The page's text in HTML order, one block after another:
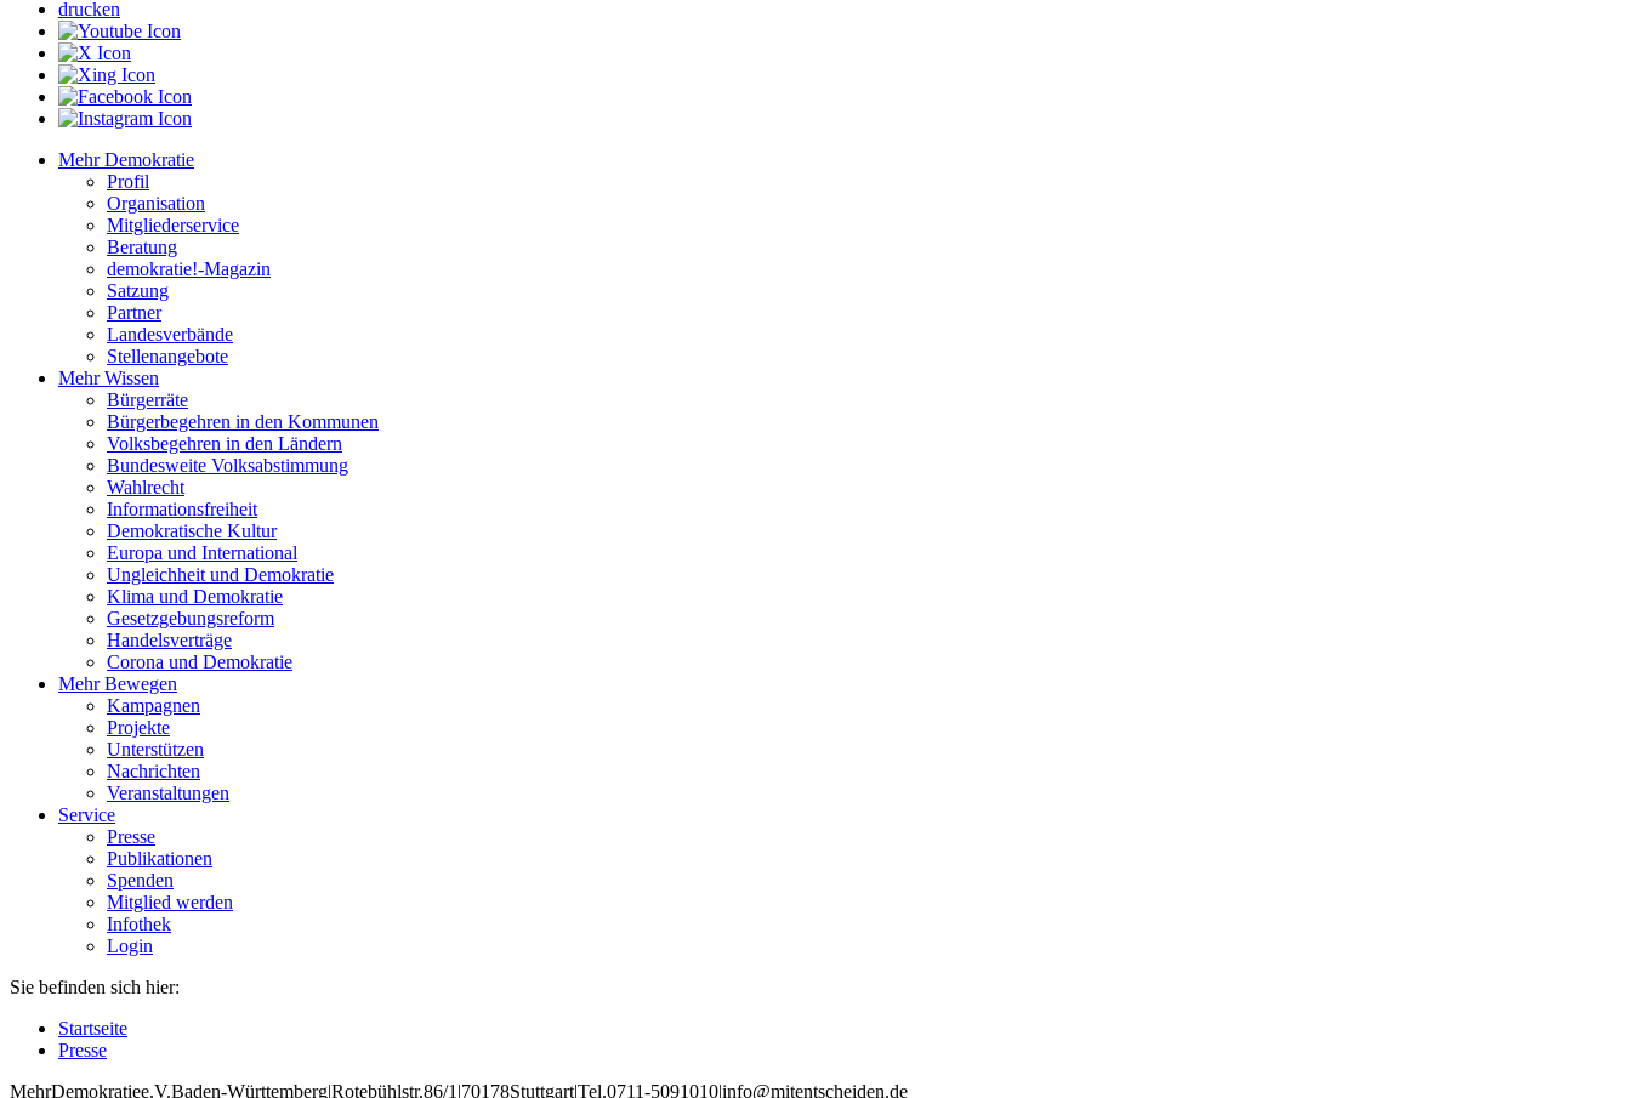
drucken
Mehr Demokratie
Profil
Organisation
Mitgliederservice
Beratung
demokratie!-Magazin
Satzung
Partner
Landesverbände
Stellenangebote
Mehr Wissen
Bürgerräte
Bürgerbegehren in den Kommunen
Volksbegehren in den Ländern
Bundesweite Volksabstimmung
Wahlrecht
Informationsfreiheit
Demokratische Kultur
Europa und International
Ungleichheit und Demokratie
Klima und Demokratie
Gesetzgebungsreform
Handelsverträge
Corona und Demokratie
Mehr Bewegen
Kampagnen
Projekte
Unterstützen
Nachrichten
Veranstaltungen
Service
Presse
Publikationen
Spenden
Mitglied werden
Infothek
Login
Sie befinden sich hier:
Startseite
Presse
MehrDemokratiee.V.Baden-Württemberg|Rotebühlstr.86/1 |70178Stuttgart|Tel.0711-5091010|info@mitentscheiden.de